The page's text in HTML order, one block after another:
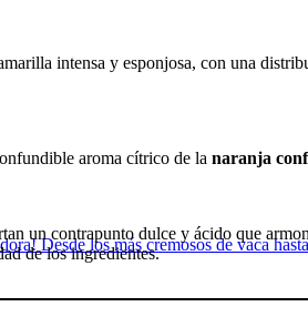
Desde los más cremosos de vaca
intensa y esponjosa, con una
aroma cítrico de la naranja
un contrapunto dulce y ácido que
de los ingredientes.